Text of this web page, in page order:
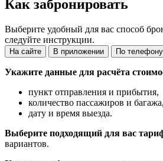
Как забронировать
Выберите удобный для вас способ
следуйте инструкции.
На сайте В приложении По телефону
Укажите данные для расчёта
пункт отправления и прибытия,
количество пассажиров и багажа,
дату и время выезда.
Выберите подходящий для вас
вариантов.